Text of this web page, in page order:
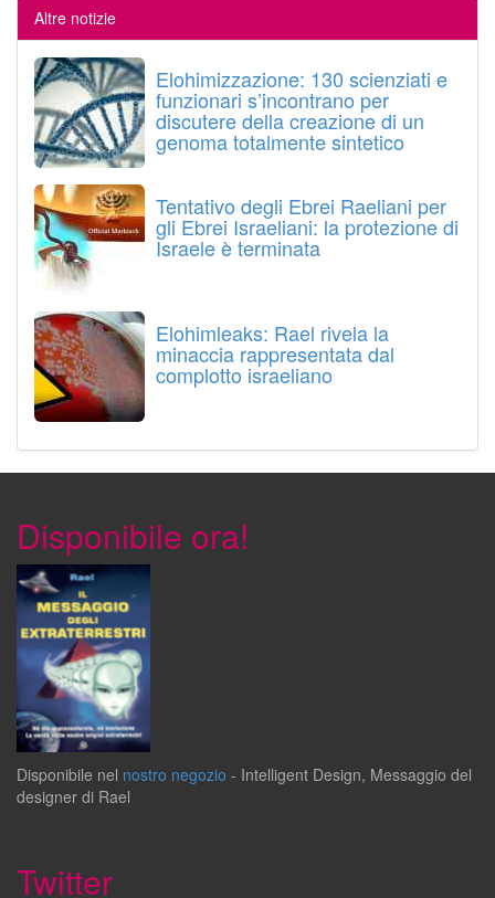
Altre notizie
Elohimizzazione: 130 scienziati e
funzionari s’incontrano per
discutere della creazione di un
genoma totalmente sintetico
Tentativo degli Ebrei Raeliani per
gli Ebrei Israeliani: la protezione di
Israele è terminata
Elohimleaks: Rael rivela la
minaccia rappresentata dal
complotto israeliano
Disponibile ora!
Disponibile nel nostro negozio - Intelligent Design, Messaggio del
designer di Rael
Twitter